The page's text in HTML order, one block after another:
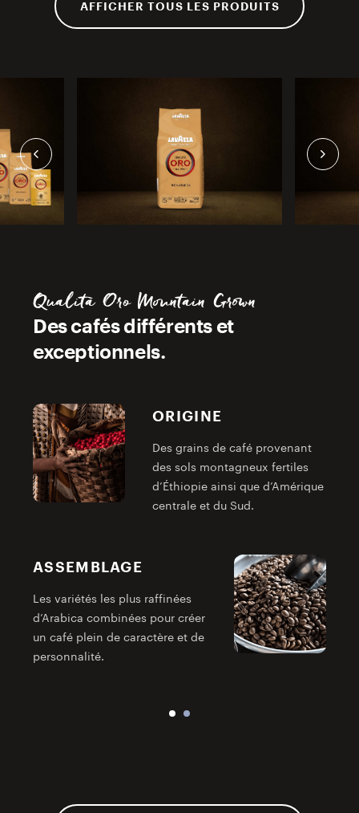
AFFICHER TOUS LES PRODUITS
Qualità Oro Mountain Grown
Des cafés différents et
exceptionnels.
ORIGINE
Des grains de café provenant
des sols montagneux fertiles
d’Éthiopie ainsi que d’Amérique
centrale et du Sud.
ASSEMBLAGE
Les variétés les plus raffinées
d’Arabica combinées pour créer
un café plein de caractère et de
personnalité.